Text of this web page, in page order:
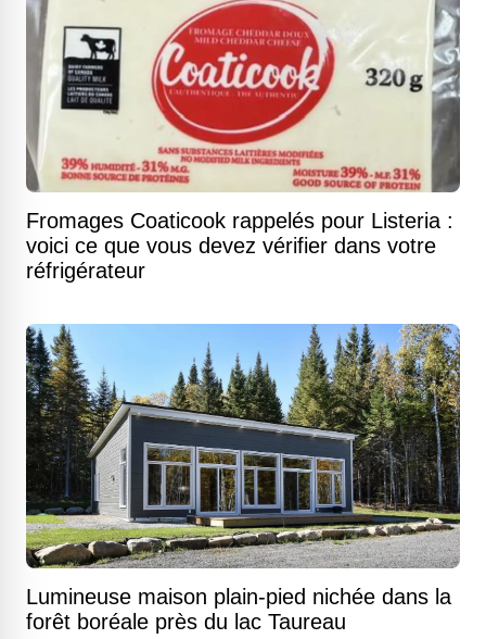
Fromages Coaticook rappelés pour Listeria :
voici ce que vous devez vérifier dans votre
réfrigérateur
Lumineuse maison plain-pied nichée dans la
forêt boréale près du lac Taureau